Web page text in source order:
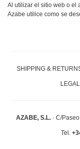
Al utilizar el sitio web o el
Azabe utilice como se
SHIPPING &
AZABE, S.L. · C/
Tel.